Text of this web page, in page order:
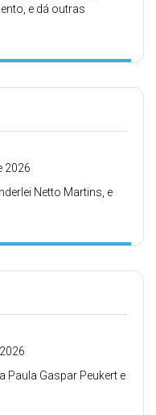
e dá outras
2026
Netto Martins, e
Paula Gaspar Peukert e